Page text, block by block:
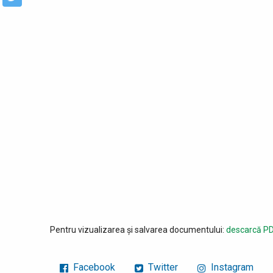
Pentru vizualizarea și salvarea documentului: descarcă
Facebook Twitter Instagram